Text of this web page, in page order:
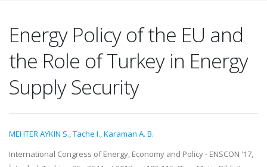
Energy Policy of the EU and
the Role of Turkey in Energy
Supply Security
MEHTER AYKIN S.,Tache I.,Karaman A. B.
International Congress of Energy, Economy and Policy - ENSCON '17,